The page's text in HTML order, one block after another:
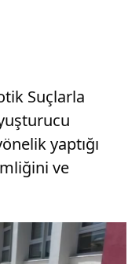
Suçlarla
yaptığı
ve